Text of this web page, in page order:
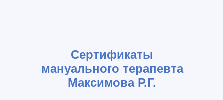
Сертификаты
мануального терапевта
Максимова Р.Г.